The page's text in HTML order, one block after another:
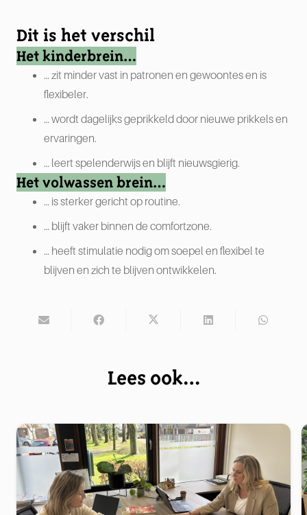
Dit is het verschil
Het kinderbrein…
… zit minder vast in patronen en gewoontes en is
flexibeler.
… wordt dagelijks geprikkeld door nieuwe prikkels en
ervaringen.
… leert spelenderwijs en blijft nieuwsgierig.
Het volwassen brein…
… is sterker gericht op routine.
… blijft vaker binnen de comfortzone.
… heeft stimulatie nodig om soepel en flexibel te
blijven en zich te blijven ontwikkelen.
Lees ook…